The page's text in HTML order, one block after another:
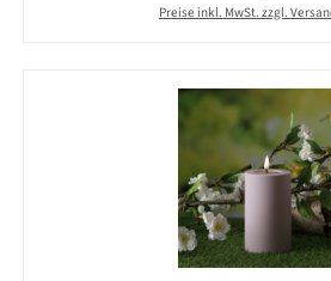
Preise inkl. MwSt. zzgl.